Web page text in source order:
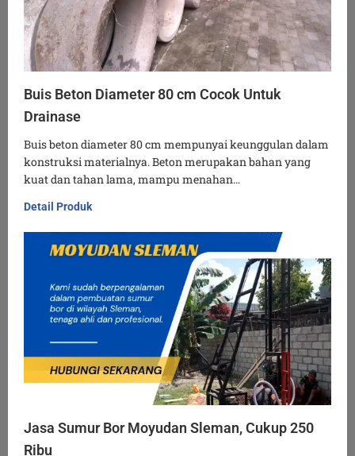
Buis Beton Diameter 80 cm Cocok Untuk
Drainase
Buis beton diameter 80 cm mempunyai keunggulan dalam
konstruksi materialnya. Beton merupakan bahan yang
kuat dan tahan lama, mampu menahan…
Detail Produk
Jasa Sumur Bor Moyudan Sleman, Cukup 250
Ribu